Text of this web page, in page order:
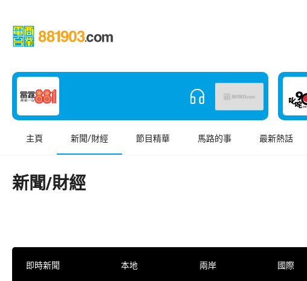
主頁 新聞/財經 節目精華 馬路的事 最新熱話
新聞/財經
即時新聞 本地 兩岸 國際